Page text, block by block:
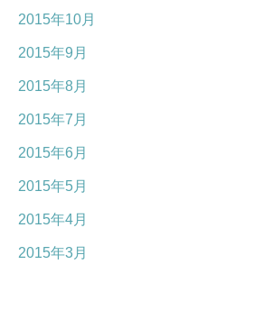
2015年10月
2015年9月
2015年8月
2015年7月
2015年6月
2015年5月
2015年4月
2015年3月